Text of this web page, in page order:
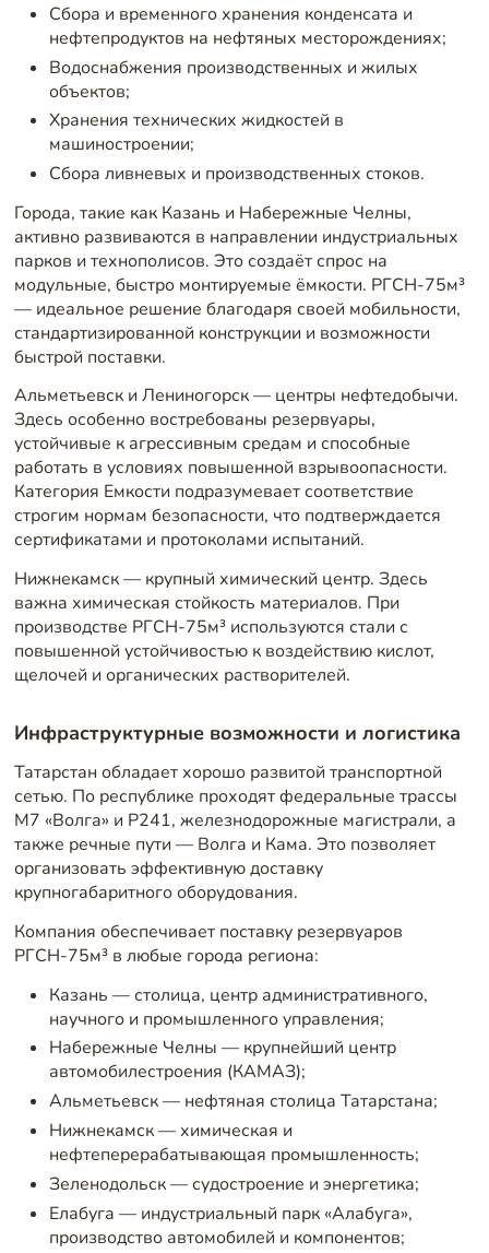
Сбора и временного хранения конденсата и
нефтепродуктов на нефтяных месторождениях;
Водоснабжения производственных и жилых
объектов;
Хранения технических жидкостей в
машиностроении;
Сбора ливневых и производственных стоков.
Города, такие как Казань и Набережные Челны,
активно развиваются в направлении индустриальных
парков и технополисов. Это создаёт спрос на
модульные, быстро монтируемые ёмкости. РГСН-75м³
— идеальное решение благодаря своей мобильности,
стандартизированной конструкции и возможности
быстрой поставки.
Альметьевск и Лениногорск — центры нефтедобычи.
Здесь особенно востребованы резервуары,
устойчивые к агрессивным средам и способные
работать в условиях повышенной взрывоопасности.
Категория Емкости подразумевает соответствие
строгим нормам безопасности, что подтверждается
сертификатами и протоколами испытаний.
Нижнекамск — крупный химический центр. Здесь
важна химическая стойкость материалов. При
производстве РГСН-75м³ используются стали с
повышенной устойчивостью к воздействию кислот,
щелочей и органических растворителей.
Инфраструктурные возможности и логистика
Татарстан обладает хорошо развитой транспортной
сетью. По республике проходят федеральные трассы
М7 «Волга» и Р241, железнодорожные магистрали, а
также речные пути — Волга и Кама. Это позволяет
организовать эффективную доставку
крупногабаритного оборудования.
Компания обеспечивает поставку резервуаров
РГСН-75м³ в любые города региона:
Казань — столица, центр административного,
научного и промышленного управления;
Набережные Челны — крупнейший центр
автомобилестроения (КАМАЗ);
Альметьевск — нефтяная столица Татарстана;
Нижнекамск — химическая и
нефтеперерабатывающая промышленность;
Зеленодольск — судостроение и энергетика;
Елабуга — индустриальный парк «Алабуга»,
производство автомобилей и компонентов;